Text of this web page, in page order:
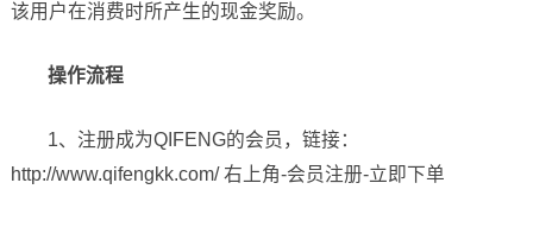
该用户在消费时所产生的现金奖励。
操作流程
1、注册成为QIFENG的会员，链接：
http://www.qifengkk.com/ 右上角-会员注册-立即下单